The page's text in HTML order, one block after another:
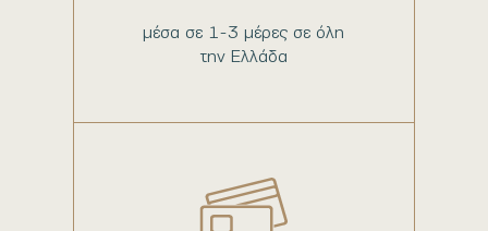
μέσα σε 1-3 μέρες σε όλη
την Ελλάδα